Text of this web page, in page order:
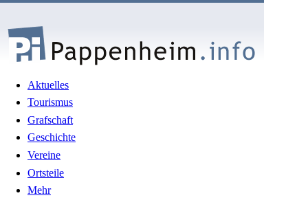
Aktuelles
Tourismus
Grafschaft
Geschichte
Vereine
Ortsteile
Mehr